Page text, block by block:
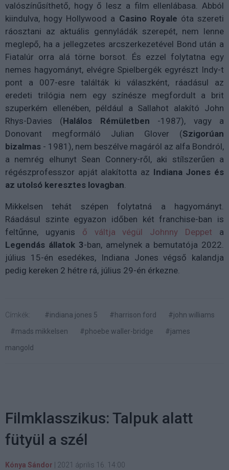
valószínűsíthető, hogy ő lesz a film ellenlábasa. Abból
kiindulva, hogy Hollywood a Casino Royale óta szereti
ráosztani az aktuális gennyládák szerepét, nem lenne
meglepő, ha a jellegzetes arcszerkezetével Bond után a
Fiatalúr orra alá törne borsot. És ezzel folytatna egy
nemes hagyományt, elvégre Spielbergék egyrészt Indy-t
pont a 007-esre találták ki válaszként, ráadásul az
eredeti trilógia nem egy színésze megfordult a brit
szuperkém ellenében, például a Sallahot alakító John
Rhys-Davies (Halálos Rémületben -1987), vagy a
Donovant megformáló Julian Glover (Szigorúan
bizalmas - 1981), nem beszélve magáról az alfa Bondról,
a nemrég elhunyt Sean Connery-ről, aki stílszerűen a
régészprofesszor apját alakította az Indiana Jones és
az utolsó keresztes lovagban.
Mikkelsen tehát szépen folytatná a hagyományt.
Ráadásul szinte egyazon időben két franchise-ban is
feltűnne, ugyanis ő váltja végül Johnny Deppet a
Legendás állatok 3-ban, amelynek a bemutatója 2022.
július 15-én esedékes, Indiana Jones végső kalandja
pedig kereken 2 hétre rá, július 29-én érkezne.
Címkék: #indiana jones 5 #harrison ford
#john williams
#mads mikkelsen
#phoebe waller-bridge
#james
mangold
Filmklasszikus: Talpuk alatt
fütyül a szél
Kónya Sándor 2021 április 16. 14:00